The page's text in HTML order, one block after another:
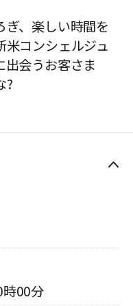
、楽しい時間を
コンシェルジュ
出会うお客さま
?
00分